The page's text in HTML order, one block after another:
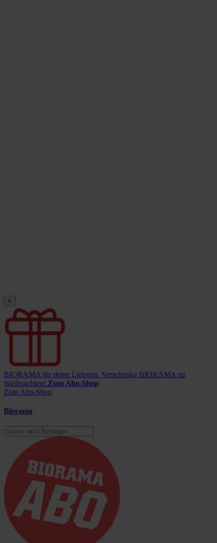
×
BIORAMA für deine Liebsten. Verschenke BIORAMA zu
Weihnachten! Zum Abo-Shop
Zum Abo-Shop
Biorama